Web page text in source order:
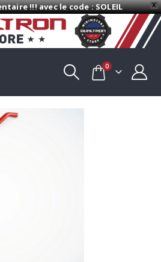
X
!!! avec le code : SOLEIL
0